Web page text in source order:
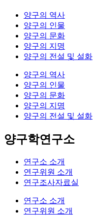
양구의 역사
양구의 인물
양구의 문화
양구의 지명
양구의 전설 및 설화
양구의 역사
양구의 인물
양구의 문화
양구의 지명
양구의 전설 및 설화
양구학연구소
연구소 소개
연구위원 소개
연구조사자료실
연구소 소개
연구위원 소개